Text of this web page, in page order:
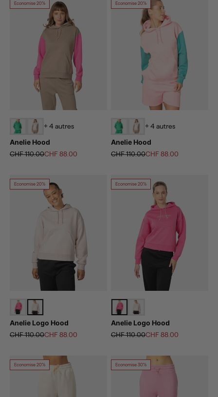
Economise 20%
+ 4 autres
Anelie Hood
Prix normal
CHF 110.00Prix de vente
CHF 88.00
Economise 20%
+ 4 autres
Anelie Hood
Prix normal
CHF 110.00Prix de vente
CHF 88.00
Economise 20%
Anelie Logo Hood
Prix normal
CHF 110.00Prix de vente
CHF 88.00
Economise 20%
Anelie Logo Hood
Prix normal
CHF 110.00Prix de vente
CHF 88.00
Economise 20% Economise 30%